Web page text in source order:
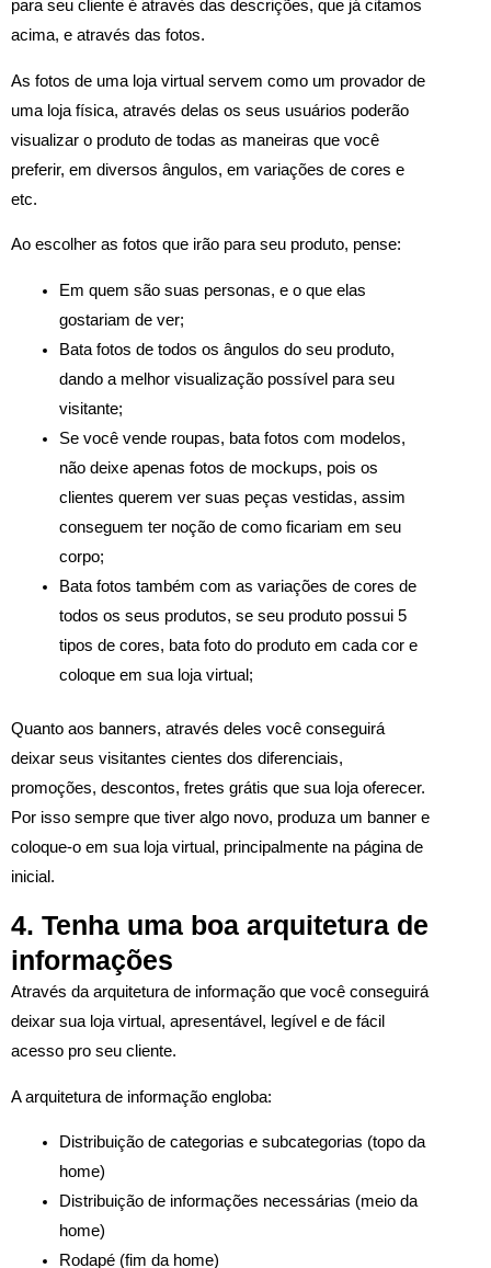
para seu cliente é através das descrições, que já citamos
acima, e através das fotos.
As fotos de uma loja virtual servem como um provador de
uma loja física, através delas os seus usuários poderão
visualizar o produto de todas as maneiras que você
preferir, em diversos ângulos, em variações de cores e
etc.
Ao escolher as fotos que irão para seu produto, pense:
Em quem são suas personas, e o que elas
gostariam de ver;
Bata fotos de todos os ângulos do seu produto,
dando a melhor visualização possível para seu
visitante;
Se você vende roupas, bata fotos com modelos,
não deixe apenas fotos de mockups, pois os
clientes querem ver suas peças vestidas, assim
conseguem ter noção de como ficariam em seu
corpo;
Bata fotos também com as variações de cores de
todos os seus produtos, se seu produto possui 5
tipos de cores, bata foto do produto em cada cor e
coloque em sua loja virtual;
Quanto aos banners, através deles você conseguirá
deixar seus visitantes cientes dos diferenciais,
promoções, descontos, fretes grátis que sua loja oferecer.
Por isso sempre que tiver algo novo, produza um banner e
coloque-o em sua loja virtual, principalmente na página de
inicial.
4. Tenha uma boa arquitetura de
informações
Através da arquitetura de informação que você conseguirá
deixar sua loja virtual, apresentável, legível e de fácil
acesso pro seu cliente.
A arquitetura de informação engloba:
Distribuição de categorias e subcategorias (topo da
home)
Distribuição de informações necessárias (meio da
home)
Rodapé (fim da home)